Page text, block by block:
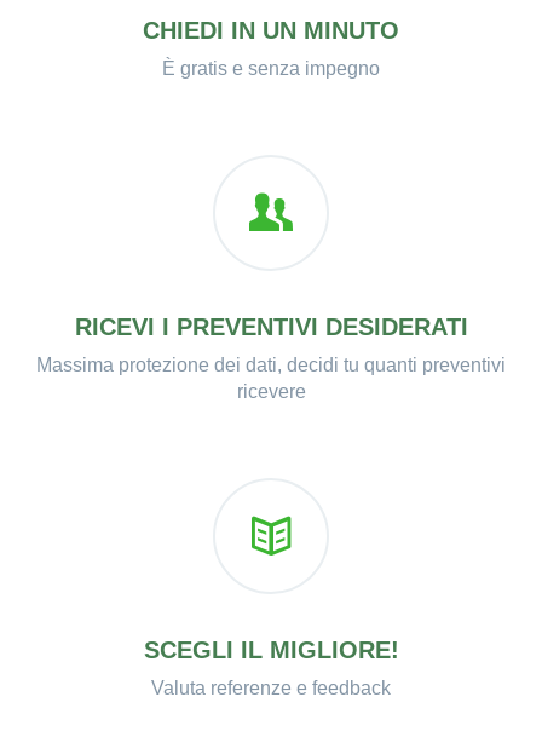
CHIEDI IN UN MINUTO
È gratis e senza impegno
RICEVI I PREVENTIVI DESIDERATI
Massima protezione dei dati, decidi tu quanti preventivi
ricevere
SCEGLI IL MIGLIORE!
Valuta referenze e feedback